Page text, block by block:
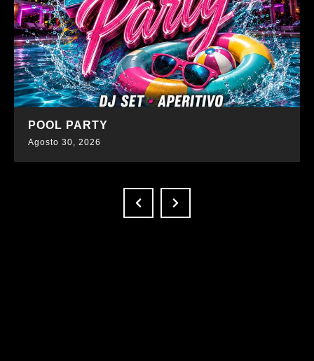
SCOPRI DI PIÙ
POOL PARTY
Agosto 30, 2026